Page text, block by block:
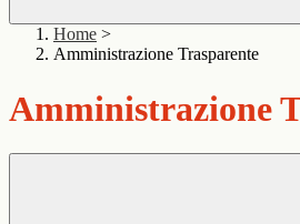
Home >
Amministrazione Trasparente
Amministrazione